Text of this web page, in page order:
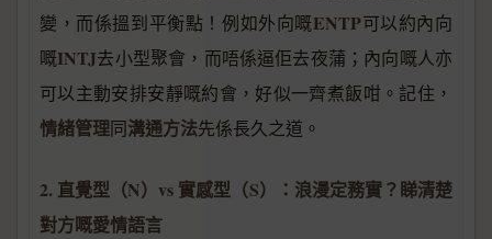
變，而係搵到平衡點！例如外向嘅ENTP可以約內向
嘅INTJ去小型聚會，而唔係逼佢去夜蒲；內向嘅人亦
可以主動安排安靜嘅約會，好似一齊煮飯咁。記住，
情緒管理同溝通方法先係長久之道。
2. 直覺型（N）vs 實感型（S）：浪漫定務實？睇清楚
對方嘅愛情語言